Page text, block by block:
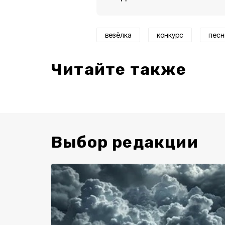
везёлка конкурс
Читайте также
Выбор редакции